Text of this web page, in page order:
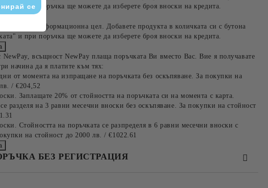
и при поръчка ще можете да изберете броя вноски на кредита.
таблица е с информационна цел. Добавете продукта в количката си с бутона
и при поръчка ще можете да изберете броя вноски на кредита.
NewPay, всъщност NewPay плаща поръчката Ви вместо Вас. Вие я получавате
начина да я платите към тях:
от момента на изпращане на поръчката без оскъпяване. За покупки на
/ €204,52
Заплащате 20% от стойността на поръчката си на момента с карта.
разделя на 3 равни месечни вноски без оскъпяване. За покупки на стойност
Стойността на поръчката се разпределя в 6 равни месечни вноски с
на стойност до 2000 лв. / €1022.61
БЕЗ РЕГИСТРАЦИЯ